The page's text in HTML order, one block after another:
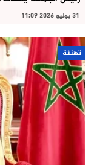
31 يوليو 2026 11:09
تهنئة